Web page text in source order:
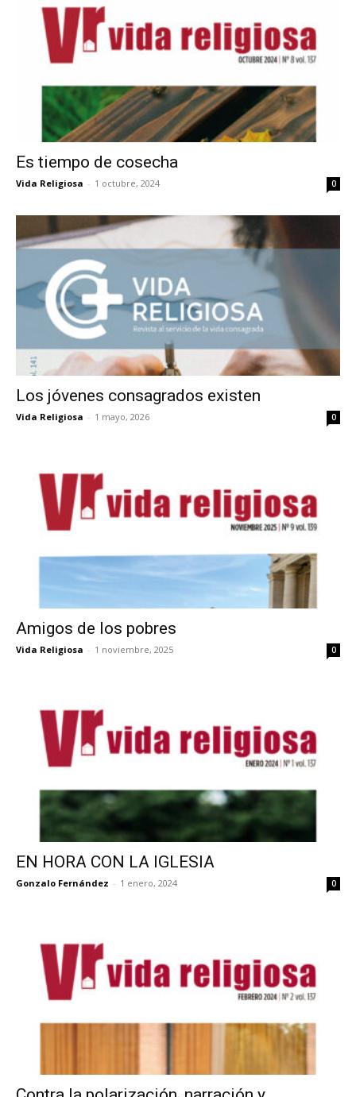
Es tiempo de cosecha
Vida Religiosa - 1 octubre, 2024 0
Los jóvenes consagrados existen
Vida Religiosa - 1 mayo, 2026 0
Amigos de los pobres
Vida Religiosa - 1 noviembre, 2025 0
EN HORA CON LA IGLESIA
Gonzalo Fernández - 1 enero, 2024 0